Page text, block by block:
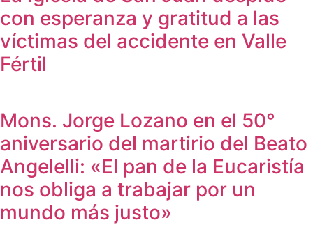
con esperanza y gratitud a las
víctimas del accidente en Valle
Fértil
Mons. Jorge Lozano en el 50°
aniversario del martirio del Beato
Angelelli: «El pan de la Eucaristía
nos obliga a trabajar por un
mundo más justo»